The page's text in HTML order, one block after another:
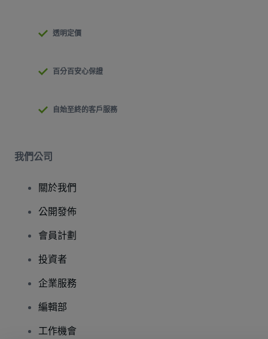
透明定價
百分百安心保證
自始至終的客戶服務
我們公司
關於我們
公開發佈
會員計劃
投資者
企業服務
編輯部
工作機會